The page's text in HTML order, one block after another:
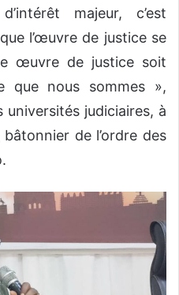
majeur, c’est
l’œuvre de justice se
œuvre de justice soit
que nous sommes »,
universités judiciaires, à
de l’ordre des